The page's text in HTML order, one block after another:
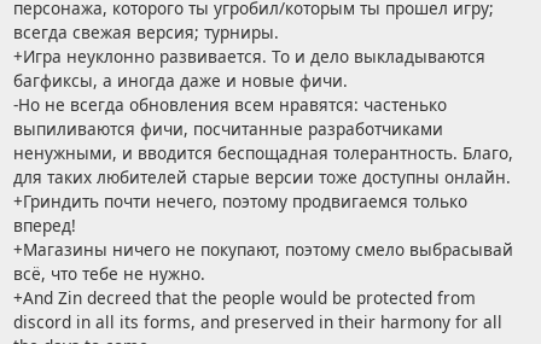
персонажа, которого ты угробил/которым ты прошел игру;
всегда свежая версия; турниры.
+Игра неуклонно развивается. То и дело выкладываются
багфиксы, а иногда даже и новые фичи.
-Но не всегда обновления всем нравятся: частенько
выпиливаются фичи, посчитанные разработчиками
ненужными, и вводится беспощадная толерантность. Благо,
для таких любителей старые версии тоже доступны онлайн.
+Гриндить почти нечего, поэтому продвигаемся только
вперед!
+Магазины ничего не покупают, поэтому смело выбрасывай
всё, что тебе не нужно.
+And Zin decreed that the people would be protected from
discord in all its forms, and preserved in their harmony for all